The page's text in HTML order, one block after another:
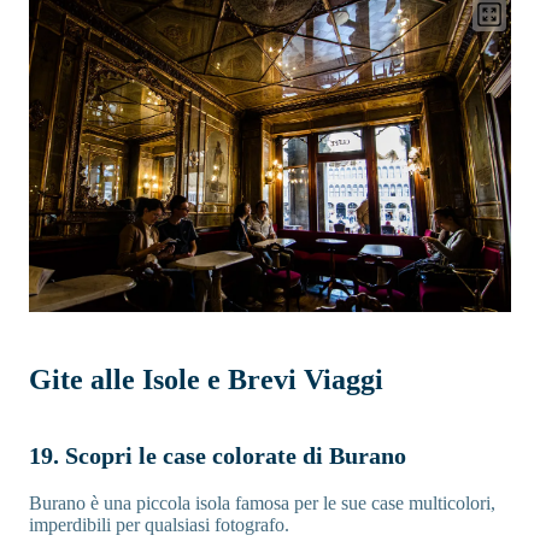
Gite alle Isole e Brevi Viaggi
19. Scopri le case colorate di Burano
Burano è una piccola isola famosa per le sue case multicolori,
imperdibili per qualsiasi fotografo.